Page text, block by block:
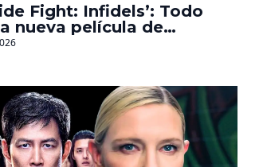
Fight: Infidels’: Todo
nueva película de
Majors en la que lucha